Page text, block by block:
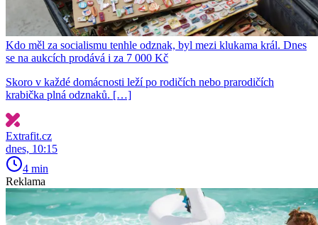
Kdo měl za socialismu tenhle odznak, byl mezi klukama král. Dnes
se na aukcích prodává i za 7 000 Kč
Skoro v každé domácnosti leží po rodičích nebo prarodičích
krabička plná odznaků. […]
Extrafit.cz
dnes, 10:15
4 min
Reklama